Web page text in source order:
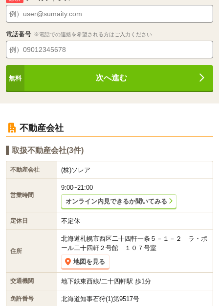
電話番号 ※電話での連絡を希望される方はご入力ください
次へ進む
不動産会社
取扱不動産会社(3件)
不動産会社 (株)ソレア
営業時間
9:00~21:00
オンライン内見できるか聞いてみる
定休日 不定休
住所
北海道札幌市西区二十四軒一条５－１－２ ラ・ポ
ール二十四軒２号館 １０７号室
地図を見る
交通機関 地下鉄東西線/二十四軒駅 歩1分
免許番号 北海道知事石狩(1)第9517号